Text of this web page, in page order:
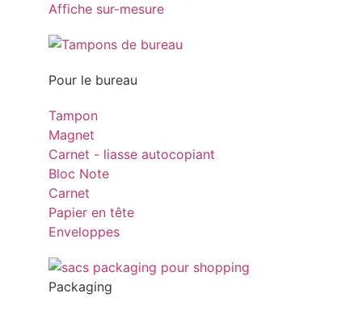
Affiche sur-mesure
Pour le bureau
Tampon
Magnet
Carnet - liasse autocopiant
Bloc Note
Carnet
Papier en tête
Enveloppes
Packaging